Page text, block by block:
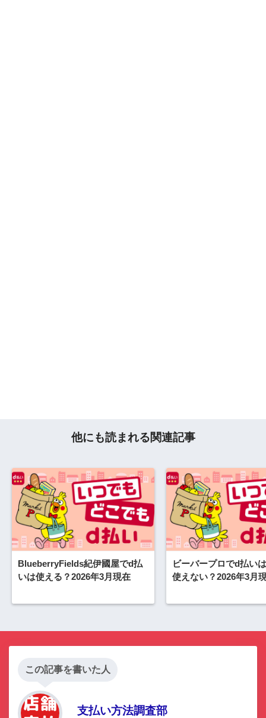
他にも読まれる関連記事
BlueberryFields紀伊國屋でd払
いは使える？2026年3月現在
ビーバープロでd払い
使えない？2026年3月
この記事を書いた人
支払い方法調査部